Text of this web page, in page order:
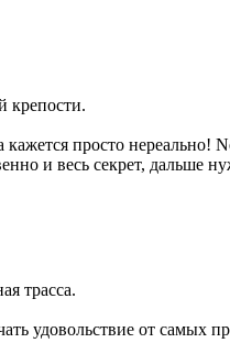
крепости.
просто нереально!
и весь секрет, дальше
трасса.
удовольствие от